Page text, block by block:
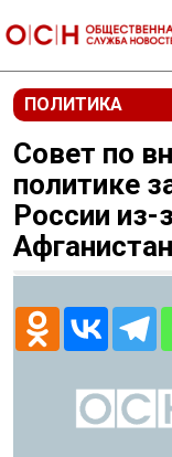
ПОЛИТИКА
Совет по
политике
России из-